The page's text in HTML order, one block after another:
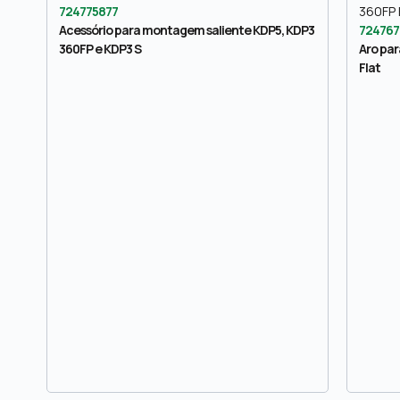
724775877
Acessório para montagem saliente KDP5, KDP3
360FP e KDP3 S
Aro
Flat